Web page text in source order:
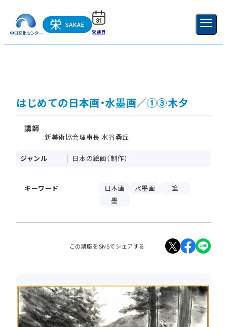
受講日 新規登録
はじめての日本画・水墨画／①③木夕
講師
新美術協会理事長 水谷桑丘
ジャンル 日本の絵画（制作）
キーワード 日本画 水墨画
筆
墨
この講座をSNSでシェアする